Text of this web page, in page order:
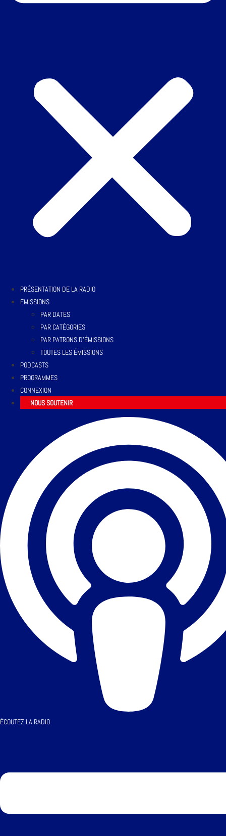
PRÉSENTATION DE LA RADIO
EMISSIONS
PAR DATES
PAR CATÉGORIES
PAR PATRONS D’ÉMISSIONS
TOUTES LES ÉMISSIONS
PODCASTS
PROGRAMMES
CONNEXION
NOUS SOUTENIR
ÉCOUTEZ LA RADIO